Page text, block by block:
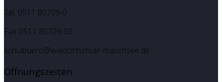
Tel. 0511 80709-0
Fax 0511 80709-50
schulbuero@waldorfschule-maschsee.de
Öffnungszeiten